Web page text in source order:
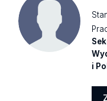
i